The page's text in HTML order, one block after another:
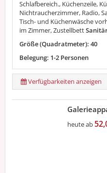
Schlafbereich., Küchenzeile,
Nichtraucherzimmer, Radio,
Tisch- und Küchenwäsche
im Zimmer, Zustellbett
Größe (Quadratmeter): 40
Belegung: 1-2 Personen
Verfügbarkeiten anzeigen
heute ab